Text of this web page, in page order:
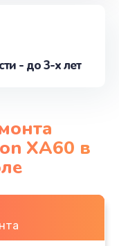
- до 3-х лет
XA60 в